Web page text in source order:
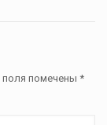
помечены *